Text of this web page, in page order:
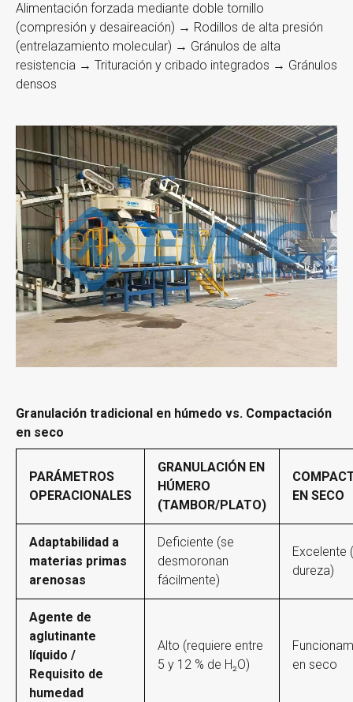
Alimentación forzada mediante doble tornillo
(compresión y desaireación) → Rodillos de alta presión
(entrelazamiento molecular) → Gránulos de alta
resistencia → Trituración y cribado integrados → Gránulos
densos
Granulación tradicional en húmedo vs. Compactación
en seco
PARÁMETROS
OPERACIONALES
GRANULACIÓN EN
HÚMERO
(TAMBOR/PLATO)
EN SECO
Adaptabilidad a
materias primas
arenosas
Deficiente (se
desmoronan
fácilmente)
Excelente
dureza)
Agente de
aglutinante
líquido /
Requisito de
humedad
Alto (requiere entre
5 y 12 % de H₂O)
en seco